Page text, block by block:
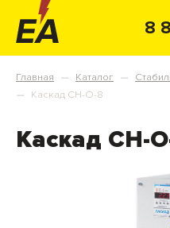
8
Главная — Каталог —
— Каскад СН-О-8
Каскад СН-